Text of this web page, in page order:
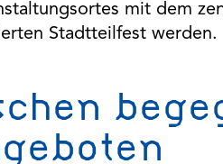
mit dem
Stadtteilfest werden.